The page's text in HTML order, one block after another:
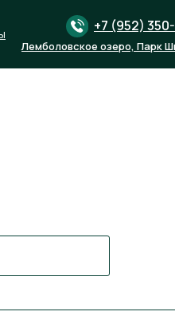
Лемболовское озеро, Парк
+7 (952)
+7 (952) 350-54-09
область, Парк Шишкинъ